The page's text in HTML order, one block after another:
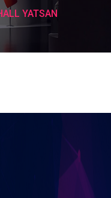
YATSAN